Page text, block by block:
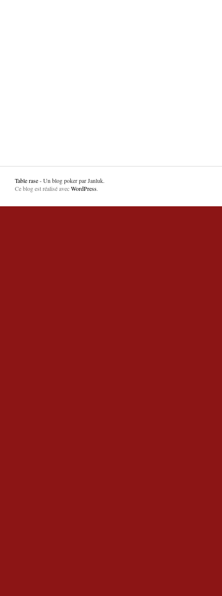
Table rase- Un blog poker par Janluk.
Ce blog est réalisé avecWordPress.